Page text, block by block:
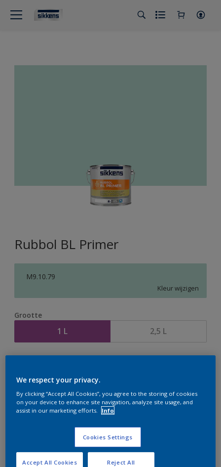
Rubbol BL Primer
M9.10.79
Kleur wijzigen
Grootte
1 L 2,5 L
Op dit moment is het niet mogelijk dit product online
te bestellen. Houd de website in de gaten, we werken
er hard aan om de voorraad aan te vullen.
We respect your privacy.
By clicking “Accept All Cookies”, you agree to the storing of cookies
on your device to enhance site navigation, analyze site usage, and
assist in our marketing efforts.
Info
Cookies Settings
Reject All
Accept All Cookies